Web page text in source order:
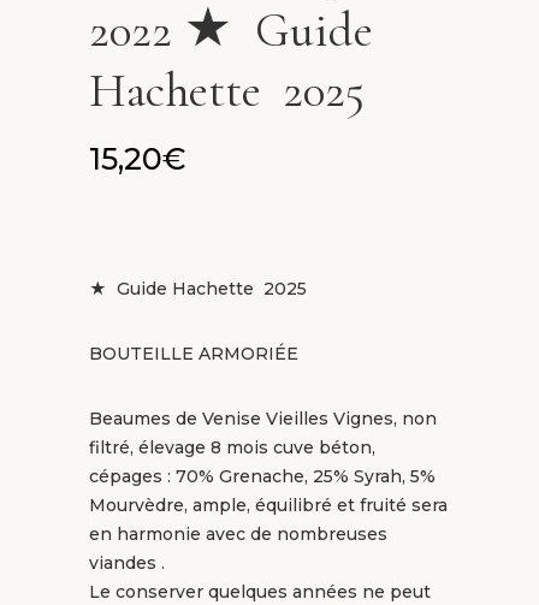
2022 ★ Guide
Hachette 2025
15,20€
★ Guide Hachette 2025
BOUTEILLE ARMORIÉE
Beaumes de Venise Vieilles Vignes, non
filtré, élevage 8 mois cuve béton,
cépages : 70% Grenache, 25% Syrah, 5%
Mourvèdre, ample, équilibré et fruité sera
en harmonie avec de nombreuses
viandes .
Le conserver quelques années ne peut